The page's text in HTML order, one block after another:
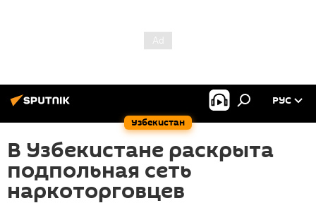
Узбекистан
РУС
В Узбекистане раскрыта
подпольная сеть
наркоторговцев